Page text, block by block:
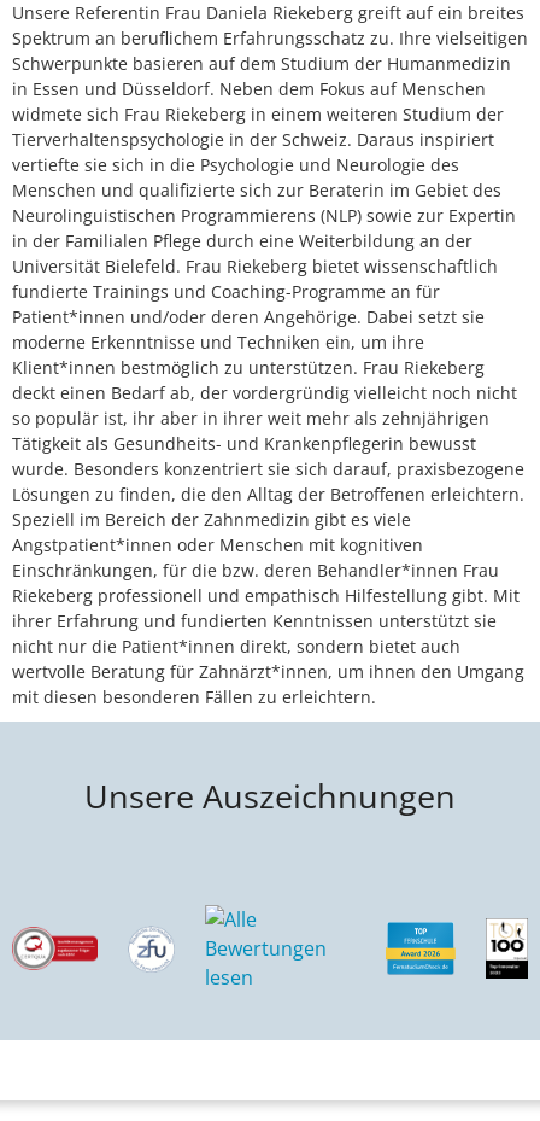
Unsere Referentin Frau Daniela Riekeberg greift auf ein breites
Spektrum an beruflichem Erfahrungsschatz zu. Ihre vielseitigen
Schwerpunkte basieren auf dem Studium der Humanmedizin
in Essen und Düsseldorf. Neben dem Fokus auf Menschen
widmete sich Frau Riekeberg in einem weiteren Studium der
Tierverhaltenspsychologie in der Schweiz. Daraus inspiriert
vertiefte sie sich in die Psychologie und Neurologie des
Menschen und qualifizierte sich zur Beraterin im Gebiet des
Neurolinguistischen Programmierens (NLP) sowie zur Expertin
in der Familialen Pflege durch eine Weiterbildung an der
Universität Bielefeld. Frau Riekeberg bietet wissenschaftlich
fundierte Trainings und Coaching-Programme an für
Patient*innen und/oder deren Angehörige. Dabei setzt sie
moderne Erkenntnisse und Techniken ein, um ihre
Klient*innen bestmöglich zu unterstützen. Frau Riekeberg
deckt einen Bedarf ab, der vordergründig vielleicht noch nicht
so populär ist, ihr aber in ihrer weit mehr als zehnjährigen
Tätigkeit als Gesundheits- und Krankenpflegerin bewusst
wurde. Besonders konzentriert sie sich darauf, praxisbezogene
Lösungen zu finden, die den Alltag der Betroffenen erleichtern.
Speziell im Bereich der Zahnmedizin gibt es viele
Angstpatient*innen oder Menschen mit kognitiven
Einschränkungen, für die bzw. deren Behandler*innen Frau
Riekeberg professionell und empathisch Hilfestellung gibt. Mit
ihrer Erfahrung und fundierten Kenntnissen unterstützt sie
nicht nur die Patient*innen direkt, sondern bietet auch
wertvolle Beratung für Zahnärzt*innen, um ihnen den Umgang
mit diesen besonderen Fällen zu erleichtern.
Unsere Auszeichnungen